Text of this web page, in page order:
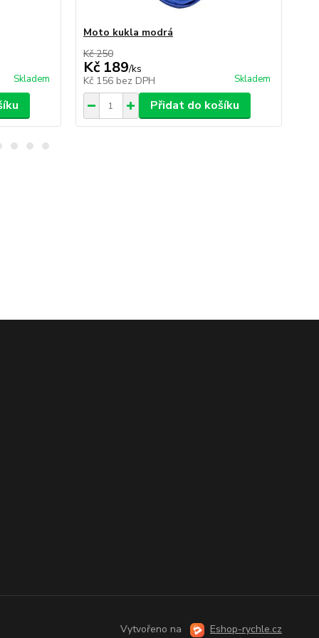
Skladem
Moto kukla modrá
Kč 250
Kč 189/ks
Kč 156 bez DPH Skladem
Přidat do košíku
Vytvořeno na Eshop-rychle.cz